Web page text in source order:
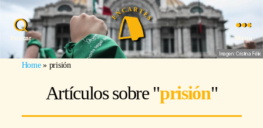
Buscar
Imagen: Cristina Félix
Home» prisión
Artículos sobre "prisión"